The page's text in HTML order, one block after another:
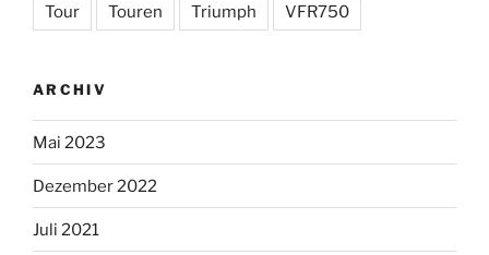
Tour Touren Triumph VFR750
ARCHIV
Mai 2023
Dezember 2022
Juli 2021